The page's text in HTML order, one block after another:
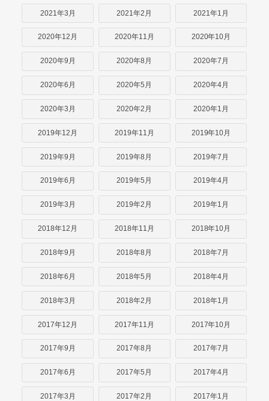
2021年3月 2021年2月 2021年1月
2020年12月 2020年11月 2020年10月
2020年9月 2020年8月 2020年7月
2020年6月 2020年5月 2020年4月
2020年3月 2020年2月 2020年1月
2019年12月 2019年11月 2019年10月
2019年9月 2019年8月 2019年7月
2019年6月 2019年5月 2019年4月
2019年3月 2019年2月 2019年1月
2018年12月 2018年11月 2018年10月
2018年9月 2018年8月 2018年7月
2018年6月 2018年5月 2018年4月
2018年3月 2018年2月 2018年1月
2017年12月 2017年11月 2017年10月
2017年9月 2017年8月 2017年7月
2017年6月 2017年5月 2017年4月
2017年3月 2017年2月 2017年1月